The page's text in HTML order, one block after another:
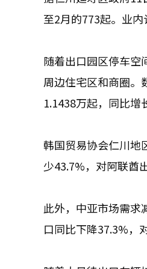
至2月的773起。业
随着出口园区停车空
周边住宅区和商圈。
1.1438万起，同比增
韩国贸易协会仁川地
少43.7%，对阿联酋
此外，中亚市场需求
口同比下降37.3%，